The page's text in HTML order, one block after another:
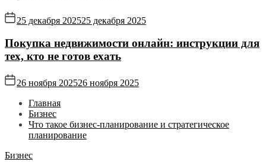
25 декабря 202525 декабря 2025
Покупка недвижимости онлайн: инструкции для
тех, кто не готов ехать
26 ноября 202526 ноября 2025
Главная
Бизнес
Что такое бизнес-планирование и стратегическое
планирование
Бизнес